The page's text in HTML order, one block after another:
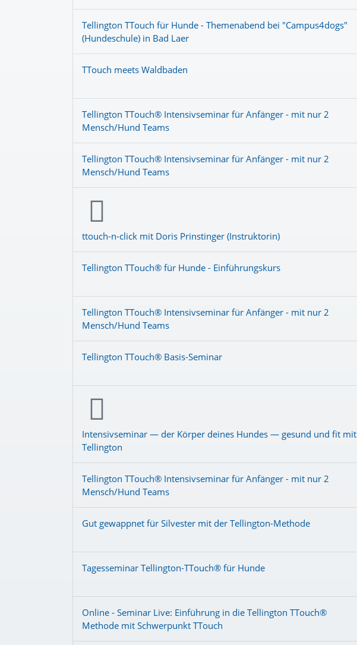
Tellington TTouch für Hunde - Themenabend bei "Campus4dogs"
(Hundeschule) in Bad Laer
TTouch meets Waldbaden
Tellington TTouch® Intensivseminar für Anfänger - mit nur 2
Mensch/Hund Teams
Tellington TTouch® Intensivseminar für Anfänger - mit nur 2
Mensch/Hund Teams
ttouch-n-click mit Doris Prinstinger (Instruktorin)
Tellington TTouch® für Hunde - Einführungskurs
Tellington TTouch® Intensivseminar für Anfänger - mit nur 2
Mensch/Hund Teams
Tellington TTouch® Basis-Seminar
Intensivseminar — der Körper deines Hundes — gesund und fit mit
Tellington
Tellington TTouch® Intensivseminar für Anfänger - mit nur 2
Mensch/Hund Teams
Gut gewappnet für Silvester mit der Tellington-Methode
Tagesseminar Tellington-TTouch® für Hunde
Online - Seminar Live: Einführung in die Tellington TTouch®
Methode mit Schwerpunkt TTouch